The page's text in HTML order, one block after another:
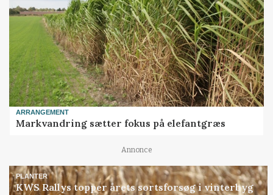
ARRANGEMENT
Markvandring sætter fokus på elefantgræs
Annonce
PLANTER
KWS Rallys topper årets sortsforsøg i vinterbyg